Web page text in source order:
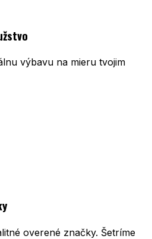
výbavu na mieru tvojim
overené značky. Šetríme